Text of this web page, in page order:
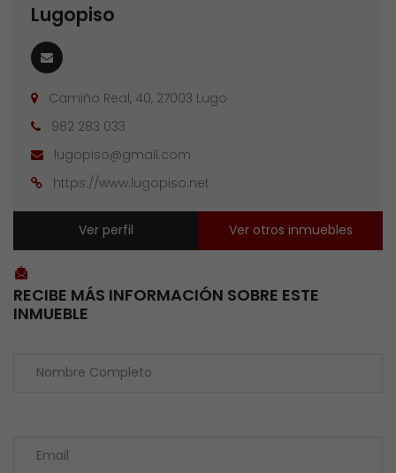
Lugopiso
Camiño Real, 40, 27003 Lugo
982 283 033
lugopiso@gmail.com
https://www.lugopiso.net
Ver perfil Ver otros inmuebles
RECIBE MÁS INFORMACIÓN SOBRE ESTE
INMUEBLE